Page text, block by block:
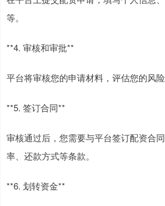
等。
**4. 审核和审批**
平台将审核您的申请材料，评估您的风
**5. 签订合同**
审核通过后，您需要与平台签订配资合
率、还款方式等条款。
**6. 划转资金**